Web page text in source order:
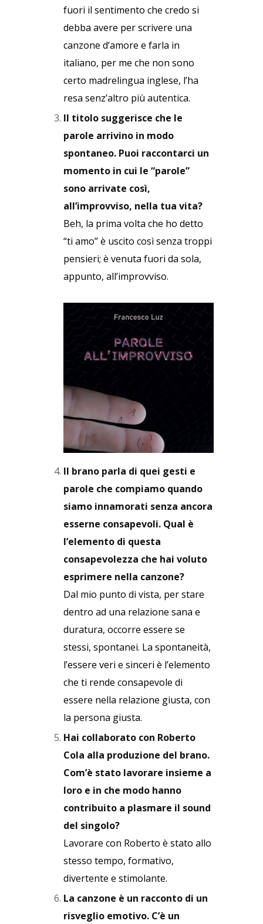
fuori il sentimento che credo si
debba avere per scrivere una
canzone d’amore e farla in
italiano, per me che non sono
certo madrelingua inglese, l’ha
resa senz’altro più autentica.
Il titolo suggerisce che le
parole arrivino in modo
spontaneo. Puoi raccontarci un
momento in cui le “parole”
sono arrivate così,
all’improvviso, nella tua vita?
Beh, la prima volta che ho detto
“ti amo” è uscito così senza troppi
pensieri; è venuta fuori da sola,
appunto, all’improvviso.
Il brano parla di quei gesti e
parole che compiamo quando
siamo innamorati senza ancora
esserne consapevoli. Qual è
l’elemento di questa
consapevolezza che hai voluto
esprimere nella canzone?
Dal mio punto di vista, per stare
dentro ad una relazione sana e
duratura, occorre essere se
stessi, spontanei. La spontaneità,
l’essere veri e sinceri è l’elemento
che ti rende consapevole di
essere nella relazione giusta, con
la persona giusta.
Hai collaborato con Roberto
Cola alla produzione del brano.
Com’è stato lavorare insieme a
loro e in che modo hanno
contribuito a plasmare il sound
del singolo?
Lavorare con Roberto è stato allo
stesso tempo, formativo,
divertente e stimolante.
La canzone è un racconto di un
risveglio emotivo. C’è un